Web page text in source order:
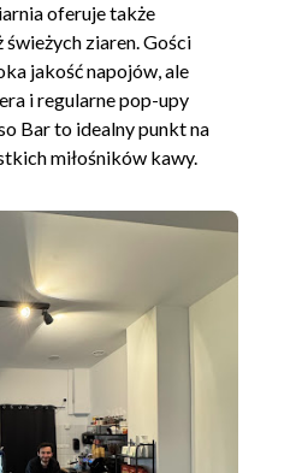
oferuje także
ziaren. Gości
jakość napojów, ale
i regularne pop-upy
Bar to idealny punkt na
miłośników kawy.